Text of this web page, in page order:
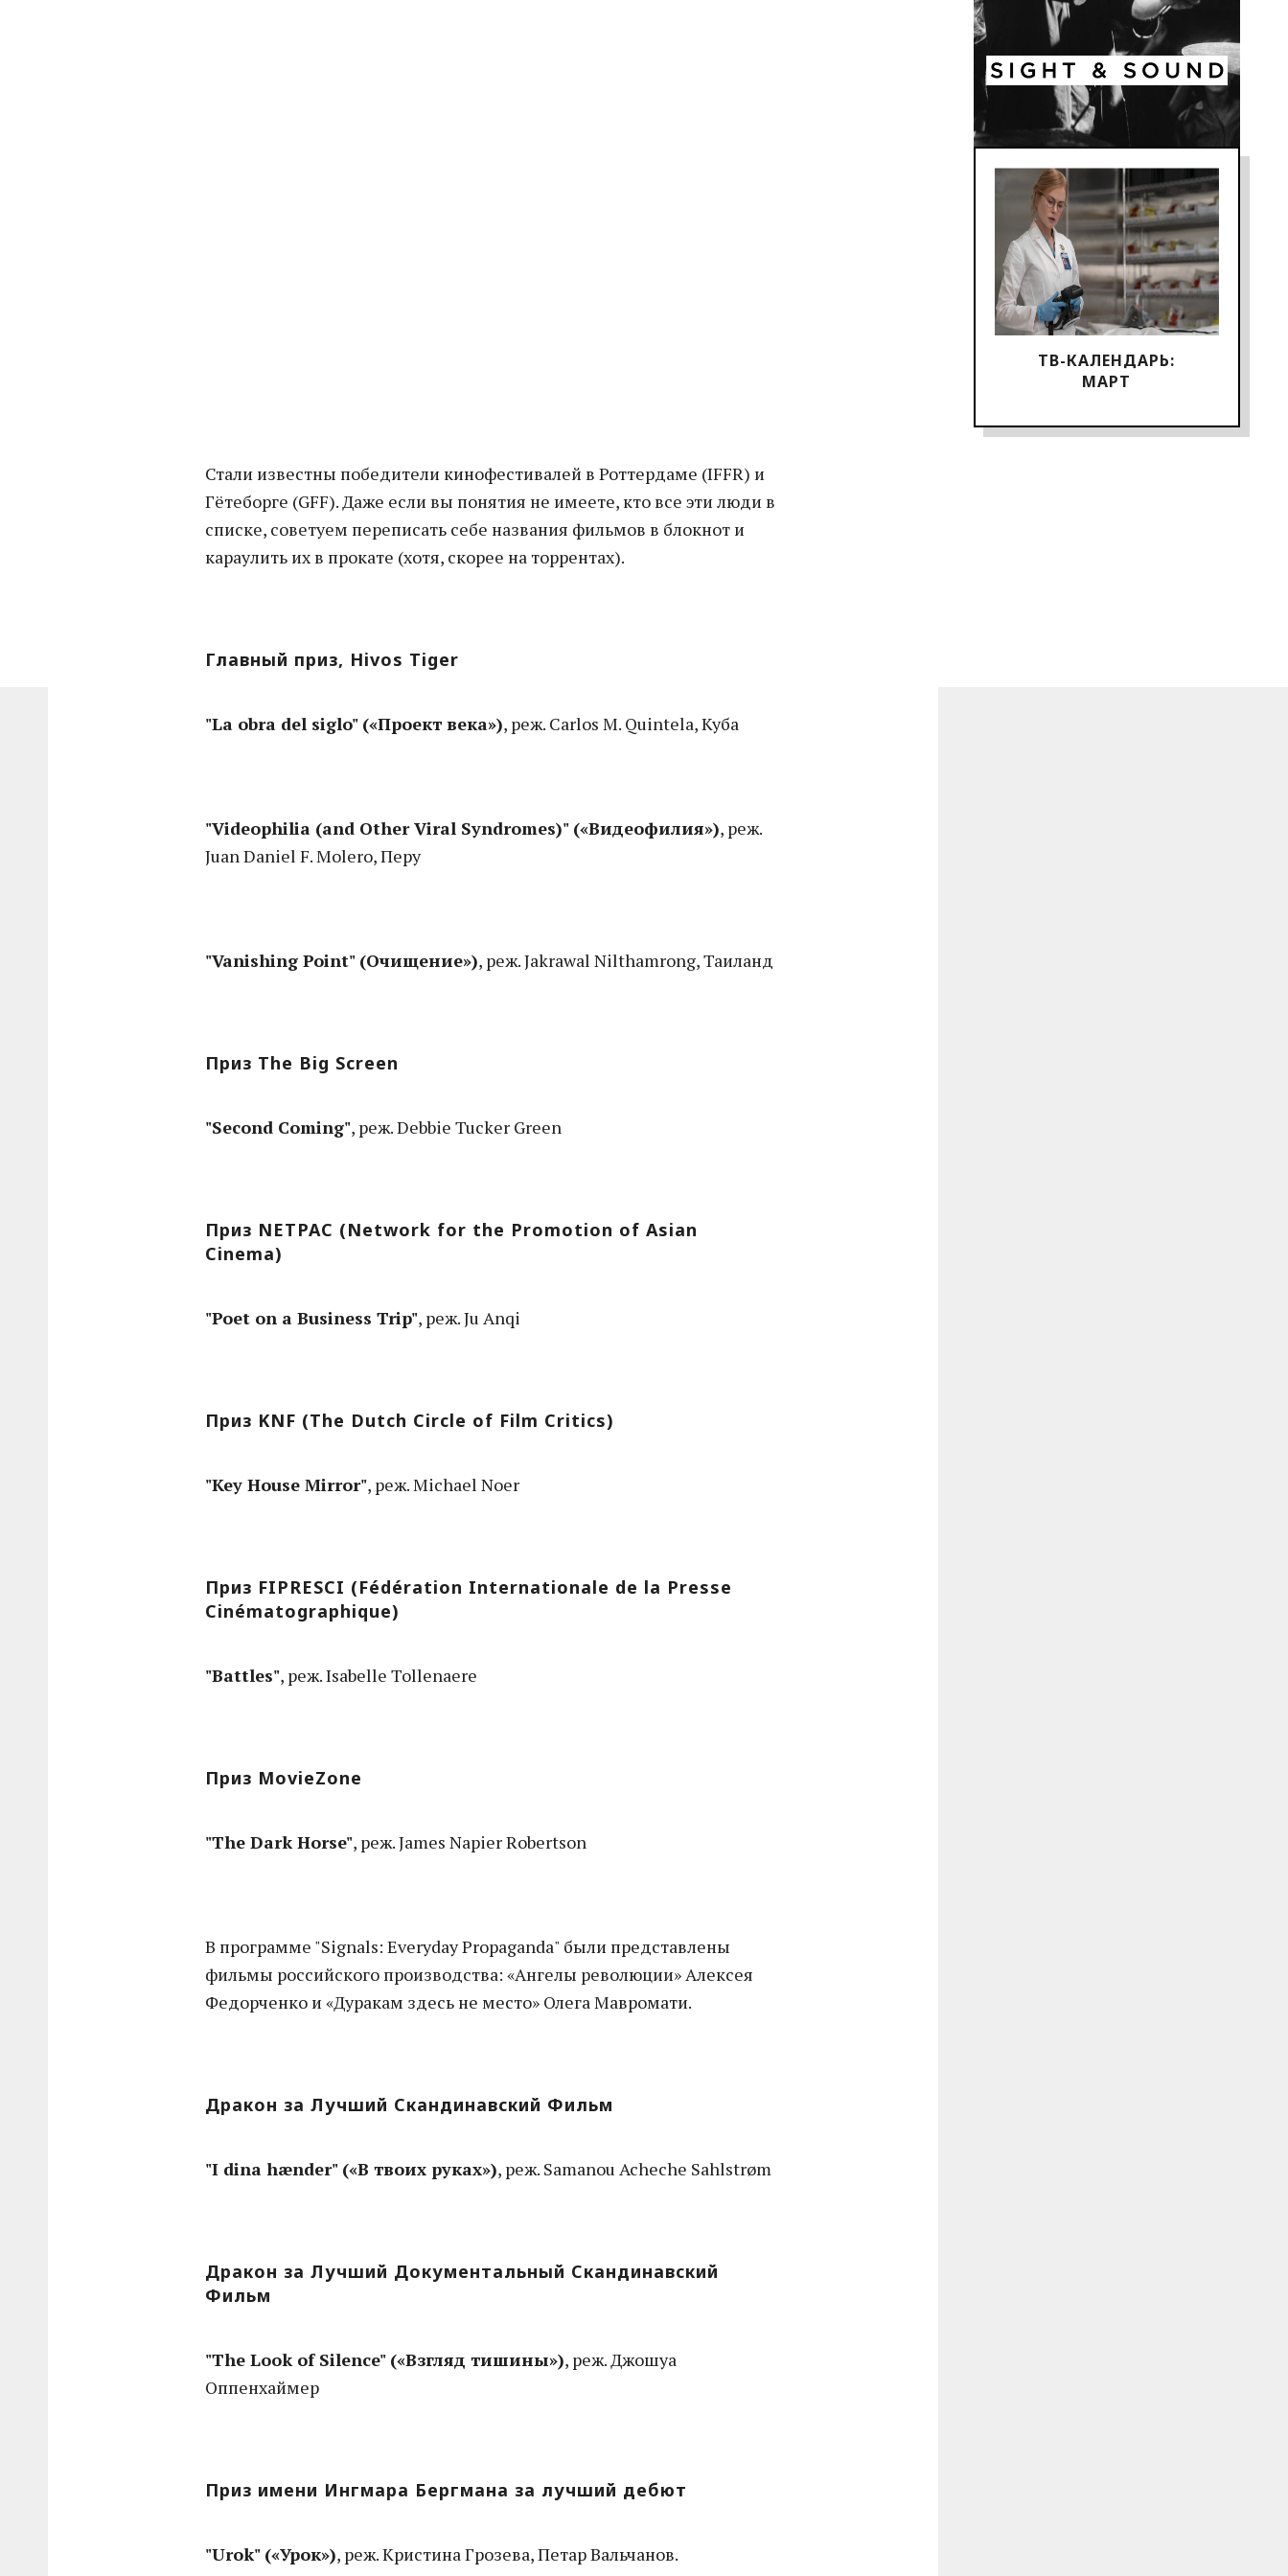
ТВ-КАЛЕНДАРЬ:
МАРТ
Стали известны победители кинофестивалей в Роттердаме (IFFR) и
Гётеборге (GFF). Даже если вы понятия не имеете, кто все эти люди в
списке, советуем переписать себе названия фильмов в блокнот и
караулить их в прокате (хотя, скорее на торрентах).
Главный приз, Hivos Tiger
"La obra del siglo" («Проект века»), реж. Carlos M. Quintela, Куба
"Videophilia (and Other Viral Syndromes)" («Видеофилия»), реж.
Juan Daniel F. Molero, Перу
"Vanishing Point" (Очищение»), реж. Jakrawal Nilthamrong, Таиланд
Приз The Big Screen
"Second Coming", реж. Debbie Tucker Green
Приз NETPAC (Network for the Promotion of Asian
Cinema)
"Poet on a Business Trip", реж. Ju Anqi
Приз KNF (The Dutch Circle of Film Critics)
"Key House Mirror", реж. Michael Noer
Приз FIPRESCI (Fédération Internationale de la Presse
Cinématographique)
"Battles", реж. Isabelle Tollenaere
Приз MovieZone
"The Dark Horse", реж. James Napier Robertson
В программе "Signals: Everyday Propaganda" были представлены
фильмы российского производства: «Ангелы революции» Алексея
Федорченко и «Дуракам здесь не место» Олега Мавромати.
Дракон за Лучший Скандинавский Фильм
"I dina hænder" («В твоих руках»), реж. Samanou Acheche Sahlstrøm
Дракон за Лучший Документальный Скандинавский
Фильм
"The Look of Silence" («Взгляд тишины»), реж. Джошуа
Оппенхаймер
Приз имени Ингмара Бергмана за лучший дебют
"Urok" («Урок»), реж. Кристина Грозева, Петар Вальчанов.